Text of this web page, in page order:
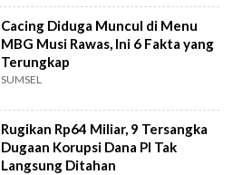
Cacing Diduga Muncul di Menu
MBG Musi Rawas, Ini 6 Fakta yang
Terungkap
SUMSEL
Rugikan Rp64 Miliar, 9 Tersangka
Dugaan Korupsi Dana PI Tak
Langsung Ditahan